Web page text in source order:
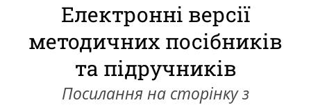
Електронні версії
методичних посібників
та підручників
Посилання на сторінку з